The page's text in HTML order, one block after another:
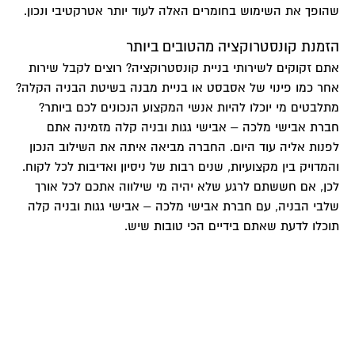
שהופך את השימוש בחומרים האלה לעוד יותר אטרקטיבי ונכון.
הזמנת קונסטרוקציה מהטובים ביותר
אתם זקוקים לשירותי בניית קונסטרוקציה? רוצים לקבל שירות
אחר כמו פינוי של אסבסט או בניית מבנה בשיטת הבניה הקלה?
מתלבטים מי יוכלו להיות אנשי המקצוע הנכונים לכם ביותר?
חברת אבישי מלכה – אבישי גגות ובניה קלה מזמינה אתם
לפנות אליה עוד היום. החברה מביאה איתה את השילוב הנכון
והמדויק בין מקצועיות, שנים רבות של ניסיון ואדיבות לכל לקוח.
לכן, אם חששתם לרגע שלא יהיה מי שילווה אתכם לכל אורך
שלבי הבניה, עם חברת אבישי מלכה – אבישי גגות ובניה קלה
תוכלו לדעת שאתם בידיים הכי טובות שיש.